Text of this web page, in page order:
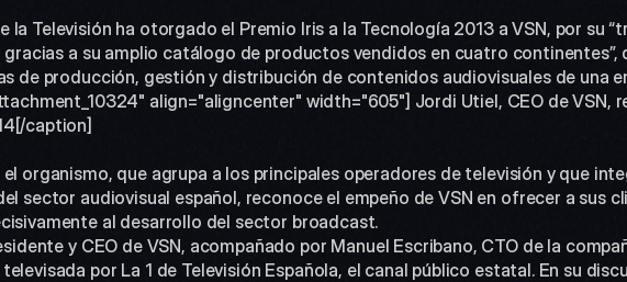
la Televisión ha otorgado el Premio Iris a la Tecnología 2013 a VSN, por su
a su amplio catálogo de productos vendidos en cuatro continentes”,
de producción, gestión y distribución de contenidos audiovisuales de una
caption]
sector audiovisual español, reconoce el empeño de VSN en ofrecer a sus
al desarrollo del sector broadcast.
por La 1 de Televisión Española, el canal público estatal. En su